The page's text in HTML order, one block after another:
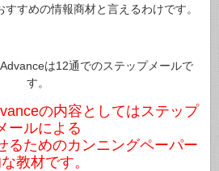
すめの情報商材と言えるわけです。
は12通でのステップメールで
す。
の内容としてはステップ
ールによる
るためのカンニングペーパー
教材です。